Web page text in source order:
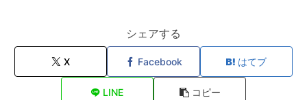
シェアする
X Facebook はてブ
LINE コピー